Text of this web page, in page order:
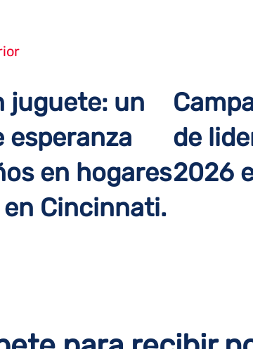
juguete: un
esperanza
en hogares
Cincinnati.
de
2026